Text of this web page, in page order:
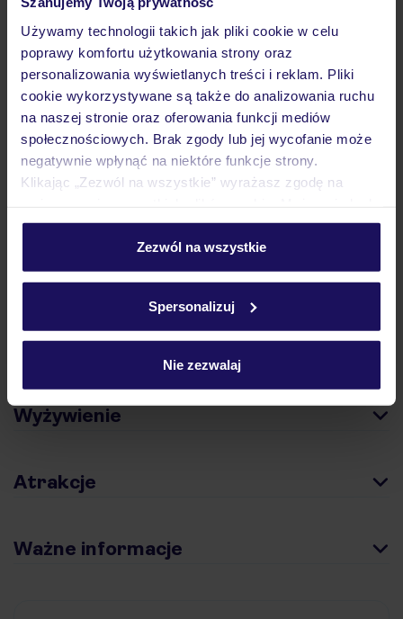
Używamy technologii takich jak pliki cookie w celu
poprawy komfortu użytkowania strony oraz
personalizowania wyświetlanych treści i reklam. Pliki
cookie wykorzystywane są także do analizowania ruchu
na naszej stronie oraz oferowania funkcji mediów
społecznościowych. Brak zgody lub jej wycofanie może
negatywnie wpłynąć na niektóre funkcje strony.
Klikając „Zezwól na wszystkie” wyrażasz zgodę na
personalizować swój wybór wchodząc w zakładkę
Szczegółowe informacje o plikach cookie znajdziesz
Zezwól na wszystkie
Spersonalizuj
Nie zezwalaj
Lider niskich cen
Największe biuro
podróży w Polsce
30 lat w
Opinie
Pokoje
Wyżywienie
Atrakcje
Ważne informacje